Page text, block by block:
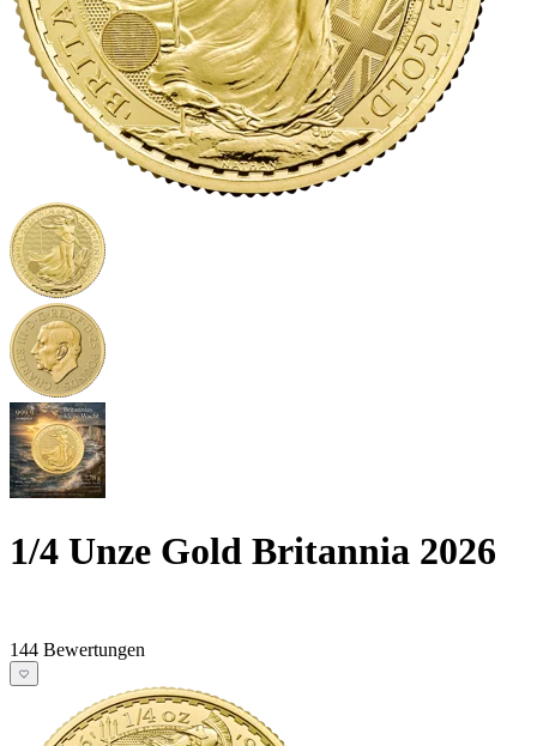
1/4 Unze Gold Britannia 2026
144 Bewertungen